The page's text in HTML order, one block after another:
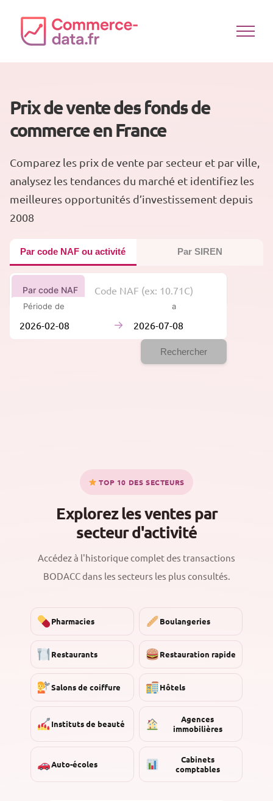
contenu
Prix de vente des fonds de
commerce en France
Comparez les prix de vente par secteur et par ville,
analysez les tendances du marché et identifiez les
meilleures opportunités d’investissement depuis
2008
Par code NAF ou activité Par SIREN
Par code NAF
Période de à
→
Rechercher
TOP 10 DES SECTEURS
Explorez les ventes par
secteur d'activité
Accédez à l'historique complet des transactions
BODACC dans les secteurs les plus consultés.
Pharmacies Boulangeries
Restaurants Restauration rapide
Salons de coiffure Hôtels
Instituts de beauté
Agences
immobilières
Auto-écoles
Cabinets
comptables